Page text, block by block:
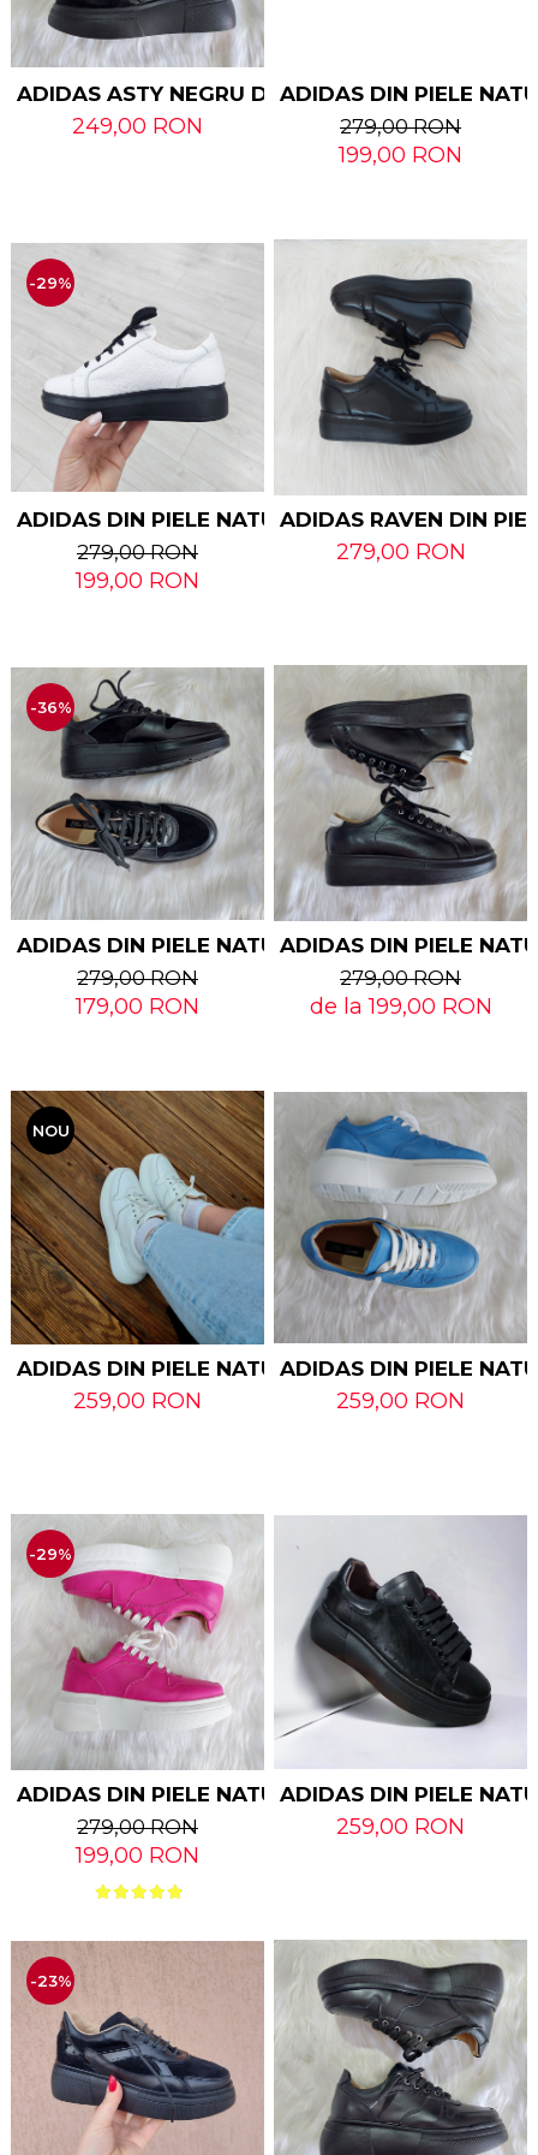
ADIDAS ASTY NEGRU DIN PIELE NATURALA
249,00 RON
ADIDAS DIN PIELE
279,00 RON
199,00 RON
-29%
ADIDAS DIN PIELE NATURALA RAVEN
279,00 RON
199,00 RON
ADIDAS RAVEN DIN
279,00 RON
-36%
ADIDAS DIN PIELE NATURALA RAVEN
279,00 RON
179,00 RON
ADIDAS DIN PIELE
279,00 RON
de la 199,00 RON
NOU
ADIDAS DIN PIELE NATURALA ASTY
259,00 RON
ADIDAS DIN PIELE
259,00 RON
-29%
ADIDAS DIN PIELE NATURALA ASTY FUXIA
279,00 RON
199,00 RON
ADIDAS DIN PIELE
259,00 RON
-23%